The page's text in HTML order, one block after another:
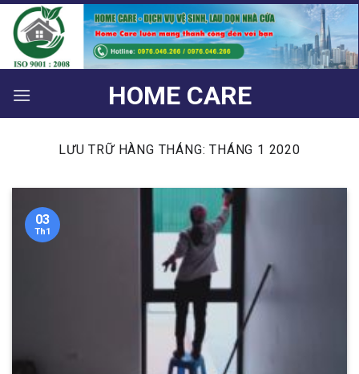
Bỏ
qua
nội
dung
HOME CARE
LƯU TRỮ HÀNG THÁNG:THÁNG 1 2020
03
Th1